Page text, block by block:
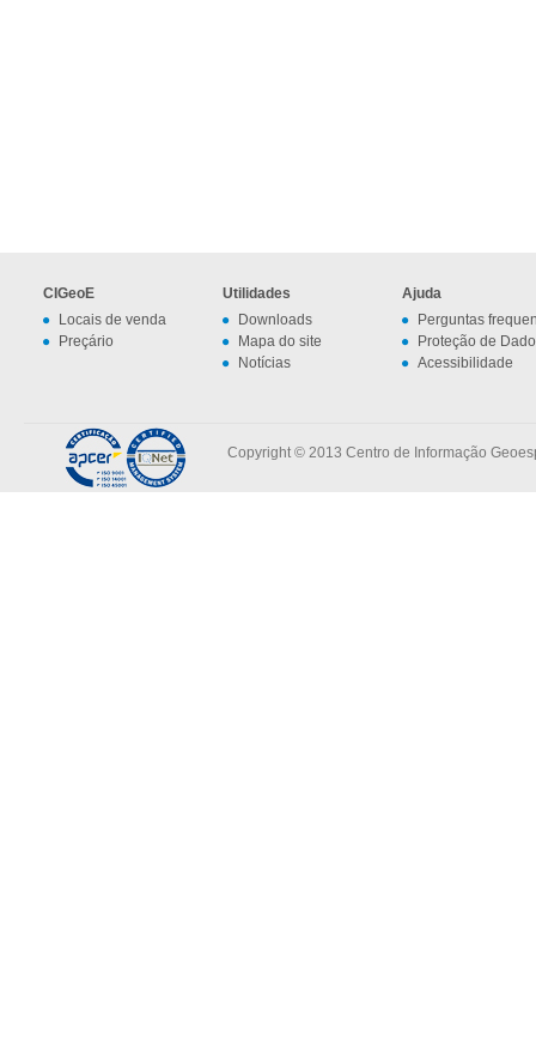
CIGeoE
Locais de venda
Preçário
Utilidades
Downloads
Mapa do site
Notícias
Ajuda
Perguntas
Proteção de
Acessibilidade
Copyright © 2013 Centro de Informação